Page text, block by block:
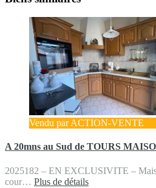
Vendu par ACTION-VENTE
A 20mns au Sud de TOURS
2025182 – EN EXCLUSIVITE –
cour… Plus de détails